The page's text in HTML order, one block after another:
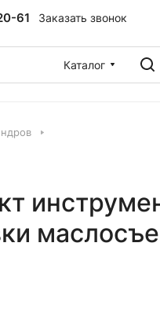
61 Заказать звонок
Каталог